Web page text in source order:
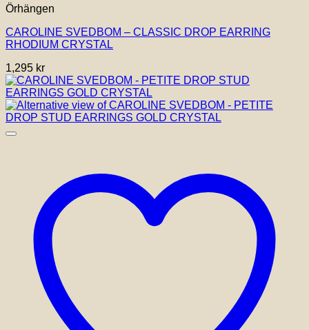
Örhängen
CAROLINE SVEDBOM – CLASSIC DROP EARRING
RHODIUM CRYSTAL
1,295 kr